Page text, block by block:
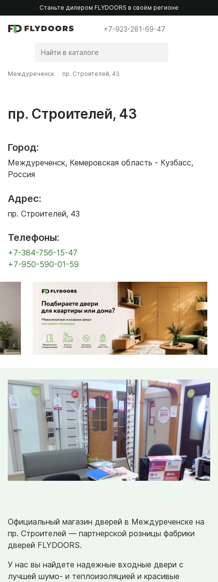
Станьте дилером FLYDOORS в своём регионе
+7-923-281-69-47
Междуреченск пр. Строителей, 43
пр. Строителей, 43
Город:
Междуреченск, Кемеровская область - Кузбасс,
Россия
Адрес:
пр. Строителей, 43
Телефоны:
+7-384-756-15-47
+7-950-590-01-59
Официальный магазин дверей в Междуреченске на
пр. Строителей — партнерской розницы фабрики
дверей FLYDOORS.
У нас вы найдете надежные входные двери с
лучшей шумо- и теплоизоляцией и красивые